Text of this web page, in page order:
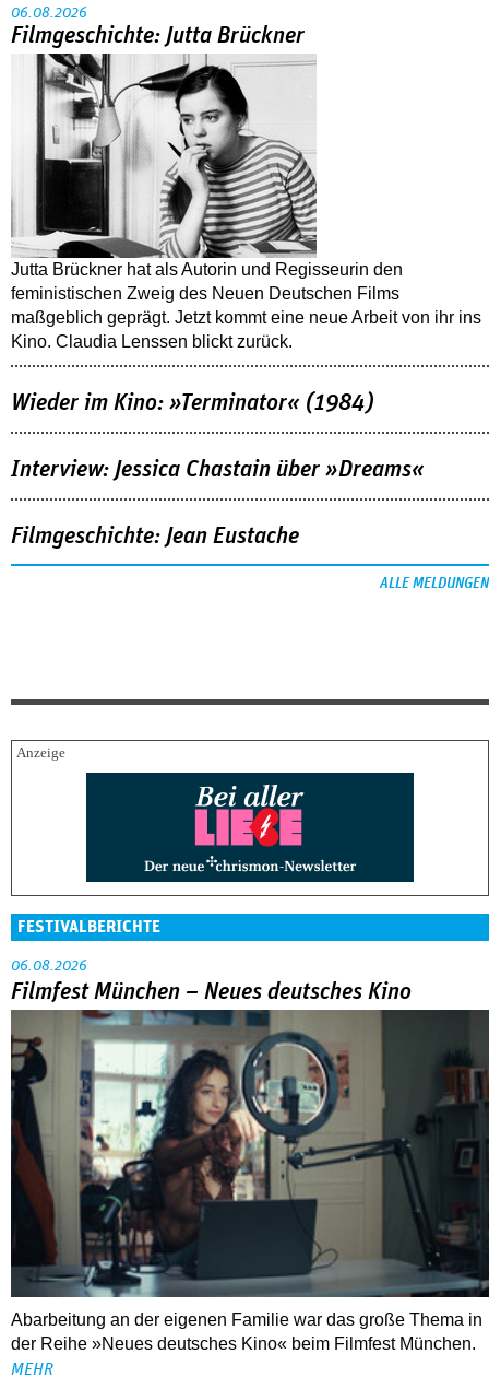
06.08.2026
Filmgeschichte: Jutta Brückner
Jutta Brückner hat als Autorin und Regisseurin den
feministischen Zweig des Neuen Deutschen Films
maßgeblich geprägt. Jetzt kommt eine neue Arbeit von ihr ins
Kino. Claudia Lenssen blickt zurück.
Wieder im Kino: »Terminator« (1984)
Interview: Jessica Chastain über »Dreams«
Filmgeschichte: Jean Eustache
ALLE MELDUNGEN
FESTIVALBERICHTE
06.08.2026
Filmfest München – Neues deutsches Kino
Abarbeitung an der eigenen Familie war das große Thema in
der Reihe »Neues deutsches Kino« beim Filmfest München.
MEHR